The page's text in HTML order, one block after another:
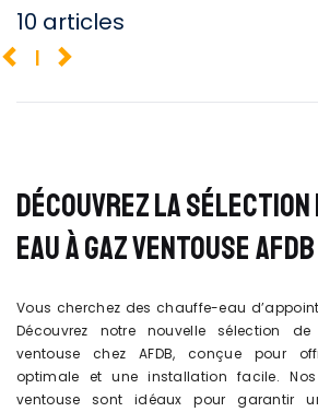
10 articles
1
DÉCOUVREZ LA
EAU À GAZ VENTOUSE AFDB
Vous cherchez des chauffe-eau
Découvrez notre nouvelle sélection
ventouse chez AFDB, conçue pour
optimale et une installation facile.
ventouse sont idéaux pour garantir